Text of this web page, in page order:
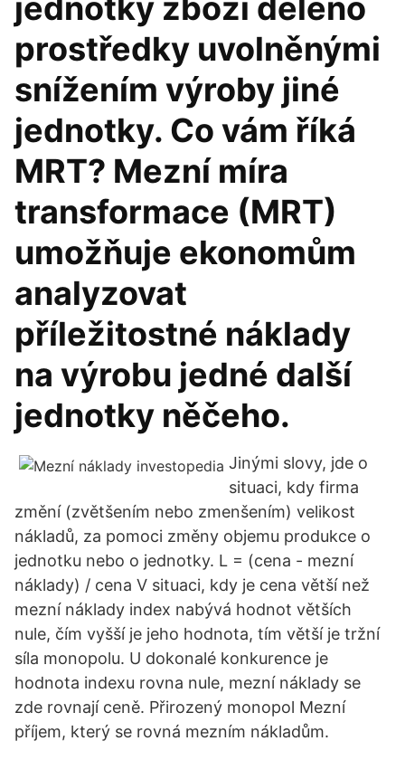
jednotky zboží děleno
prostředky uvolněnými
snížením výroby jiné
jednotky. Co vám říká
MRT? Mezní míra
transformace (MRT)
umožňuje ekonomům
analyzovat
příležitostné náklady
na výrobu jedné další
jednotky něčeho.
Jinými slovy, jde o
situaci, kdy firma
změní (zvětšením nebo zmenšením) velikost
nákladů, za pomoci změny objemu produkce o
jednotku nebo o jednotky. L = (cena - mezní
náklady) / cena V situaci, kdy je cena větší než
mezní náklady index nabývá hodnot větších
nule, čím vyšší je jeho hodnota, tím větší je tržní
síla monopolu. U dokonalé konkurence je
hodnota indexu rovna nule, mezní náklady se
zde rovnají ceně. Přirozený monopol Mezní
příjem, který se rovná mezním nákladům.